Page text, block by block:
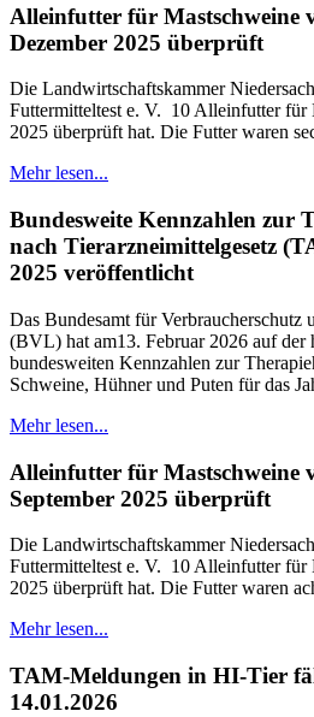
Alleinfutter für Mastschweine
Dezember 2025 überprüft
Die Landwirtschaftskammer
Futtermitteltest e. V. 10 Alleinfutter für
2025 überprüft hat. Die Futter waren
Mehr lesen...
Bundesweite Kennzahlen zur
nach Tierarzneimittelgesetz
2025 veröffentlicht
Das Bundesamt für Verbraucherschutz
(BVL) hat am13. Februar 2026 auf der
bundesweiten Kennzahlen zur
Schweine, Hühner und Puten für das
Mehr lesen...
Alleinfutter für Mastschweine
September 2025 überprüft
Die Landwirtschaftskammer
Futtermitteltest e. V. 10 Alleinfutter für
2025 überprüft hat. Die Futter waren
Mehr lesen...
TAM-Meldungen in HI-Tier
14.01.2026